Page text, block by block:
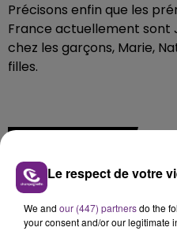
Précisons enfin que les
France actuellement sont
chez les garçons, Marie,
filles.
FIL D'ACTUS
Le respect de votre
We and our (447) partnersdo the
your consent and/or our legitimate